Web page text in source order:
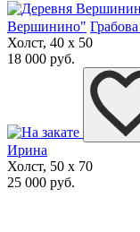
Вершинино"
Холст, 40 x 50
18 000 руб.
Ирина
Холст, 50 x 70
25 000 руб.